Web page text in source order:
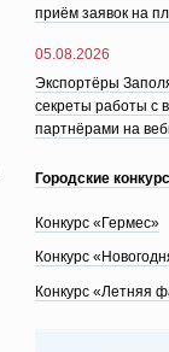
приём заявок на
05.08.2026
Экспортёры
секреты работы с
партнёрами на
Городские
Конкурс «Гермес»
Конкурс
Конкурс «Летняя